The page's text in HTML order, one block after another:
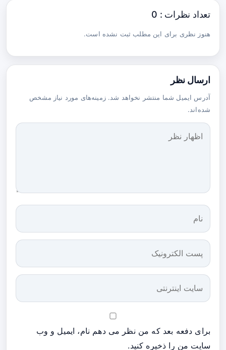
تعداد نظرات : 0
هنوز نظری برای این مطلب ثبت نشده است.
ارسال نظر
آدرس ایمیل شما منتشر نخواهد شد. زمینه‌های مورد نیاز مشخص
شده‌اند.
برای دفعه بعد که من نظر می دهم نام، ایمیل و وب
سایت من را ذخیره کنید.